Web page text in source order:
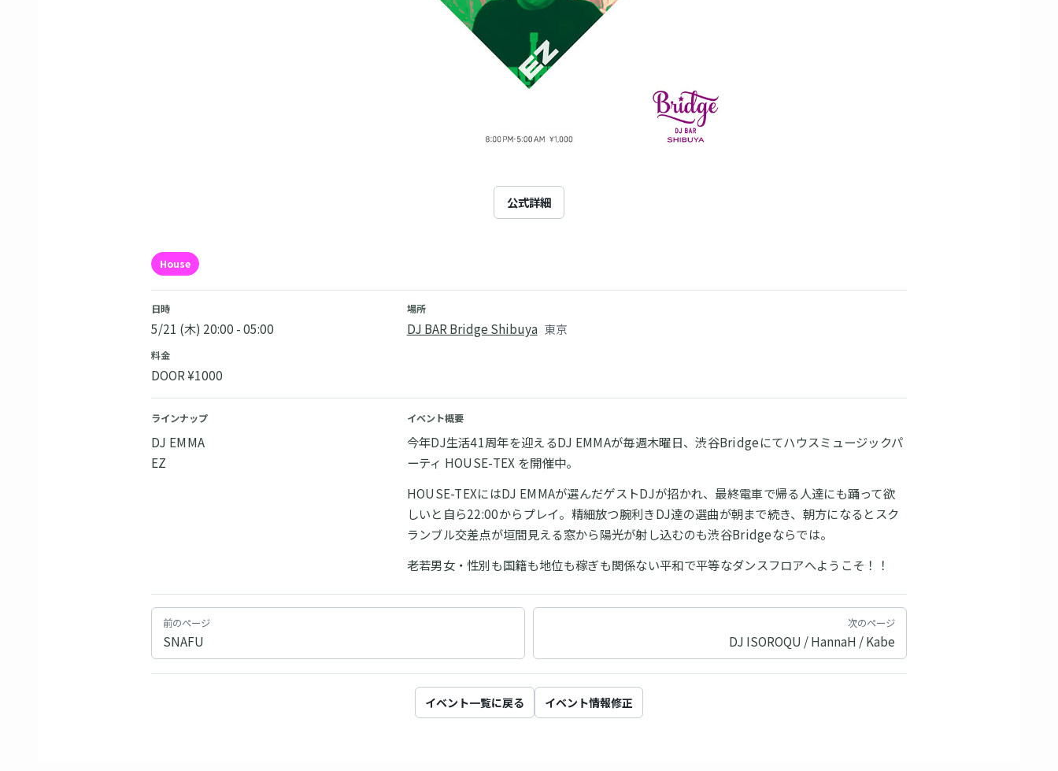
公式詳細
House
日時
5/21 (木) 20:00 - 05:00
場所
DJ BAR Bridge Shibuya 東京
料金
DOOR ¥1000
ラインナップ
DJ EMMA
EZ
イベント概要
今年DJ生活41周年を迎えるDJ EMMAが毎週木曜日、渋谷Bridgeにてハウスミュージックパ
ーティ HOUSE-TEX を開催中。
HOUSE-TEXにはDJ EMMAが選んだゲストDJが招かれ、最終電車で帰る人達にも踊って欲
しいと自ら22:00からプレイ。精細放つ腕利きDJ達の選曲が朝まで続き、朝方になるとスク
ランブル交差点が垣間見える窓から陽光が射し込むのも渋谷Bridgeならでは。
老若男女・性別も国籍も地位も稼ぎも関係ない平和で平等なダンスフロアへようこそ！！
前のページ
SNAFU
次のページ
DJ ISOROQU / HannaH / Kabe
イベント一覧に戻る イベント情報修正